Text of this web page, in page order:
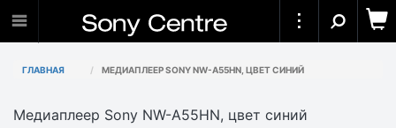
ГЛАВНАЯ МЕДИАПЛЕЕР SONY NW-A55HN, ЦВЕТ СИНИЙ
Медиаплеер Sony NW-A55HN, цвет синий